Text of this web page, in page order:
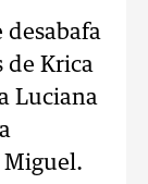
desabafa
de Krica
Luciana
Miguel.